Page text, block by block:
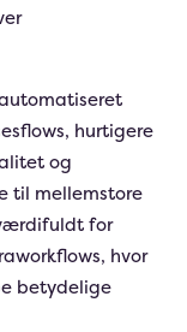
hurtigere
og
til mellemstore
for
hvor
betydelige